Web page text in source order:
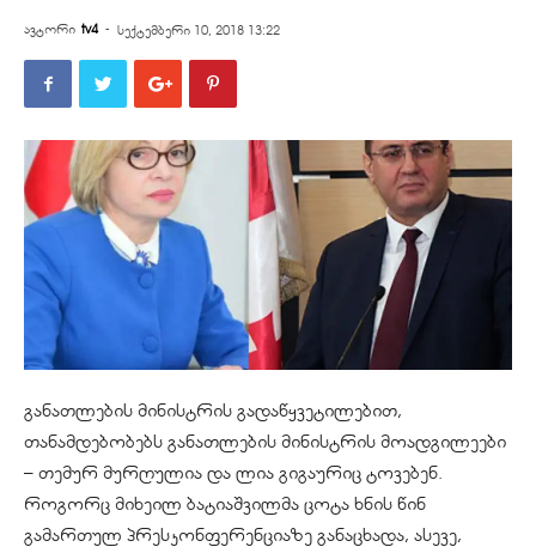
ავტორი tv4 - სექტემბერი 10, 2018 13:22
განათლების მინისტრის გადაწყვეტილებით,
თანამდებობებს განათლების მინისტრის მოადგილეები
– თემურ მურღულია და ლია გიგაურიც ტოვებენ.
როგორც მიხეილ ბატიაშვილმა ცოტა ხნის წინ
გამართულ პრესკონფერენციაზე განაცხადა, ასევე,